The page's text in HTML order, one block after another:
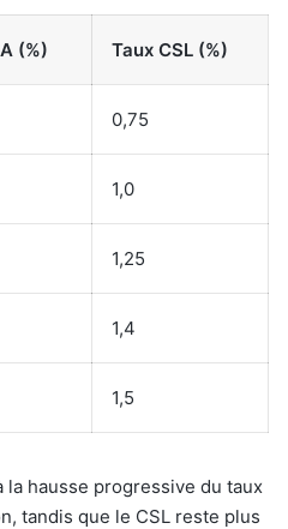
(%) Taux CSL (%)
0,75
1,0
1,25
1,4
1,5
la hausse progressive du taux
tandis que le CSL reste plus